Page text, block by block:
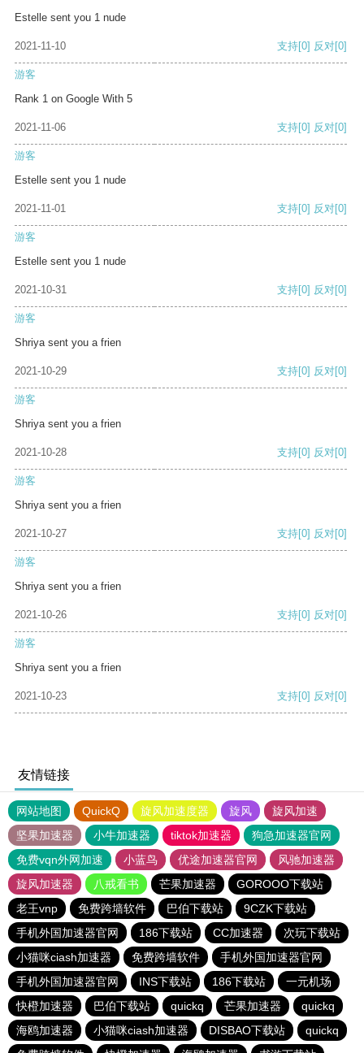
Estelle sent you 1 nude
2021-11-10 支持[0] 反对[0]
游客
Rank 1 on Google With 5
2021-11-06 支持[0] 反对[0]
游客
Estelle sent you 1 nude
2021-11-01 支持[0] 反对[0]
游客
Estelle sent you 1 nude
2021-10-31 支持[0] 反对[0]
游客
Shriya sent you a frien
2021-10-29 支持[0] 反对[0]
游客
Shriya sent you a frien
2021-10-28 支持[0] 反对[0]
游客
Shriya sent you a frien
2021-10-27 支持[0] 反对[0]
游客
Shriya sent you a frien
2021-10-26 支持[0] 反对[0]
游客
Shriya sent you a frien
2021-10-23 支持[0] 反对[0]
友情链接
网站地图 QuickQ 旋风加速度器 旋风
旋风加速
坚果加速器
小牛加速器 tiktok加速器
狗急加速器官网
免费vqn外网加速
小蓝鸟 优途加速器官网
风驰加速器
旋风加速器
八戒看书 芒果加速器
GOROOO下载站
老王vnp
免费跨墙软件 巴伯下载站
9CZK下载站
手机外国加速器官网
186下载站 CC加速器
次玩下载站
小猫咪ciash加速器
免费跨墙软件
手机外国加速器官网
手机外国加速器官网
INS下载站 186下载站
一元机场
快橙加速器
巴伯下载站 quickq 芒果加速器
quickq
海鸥加速器
小猫咪ciash加速器 DISBAO下载站
quickq